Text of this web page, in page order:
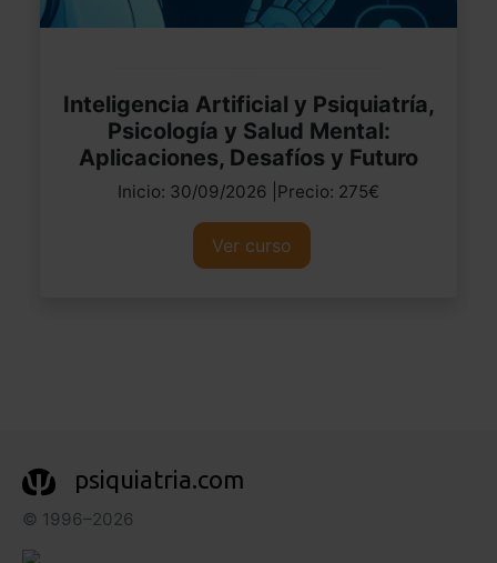
Inteligencia Artificial y Psiquiatría,
Psicología y Salud Mental:
Aplicaciones, Desafíos y Futuro
Inicio: 30/09/2026 |Precio: 275€
Ver curso
psiquiatria.com
© 1996–2026